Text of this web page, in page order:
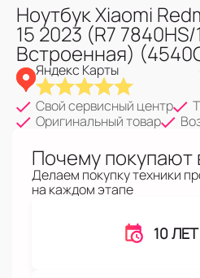
Ноутбук Xiaomi
15 2023 (R7
Встроенная)
Яндекс Карты
Свой сервисный центр
Оригинальный товар
Почему покупают
Делаем покупку техники
на каждом этапе
10 ЛЕТ